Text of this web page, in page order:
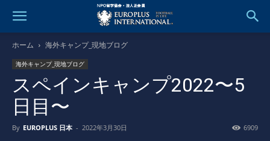
ホーム 海外キャンプ_現地ブログ
海外キャンプ_現地ブログ
スペインキャンプ2022〜5
日目〜
By EUROPLUS 日本 - 2022年3月30日 6909